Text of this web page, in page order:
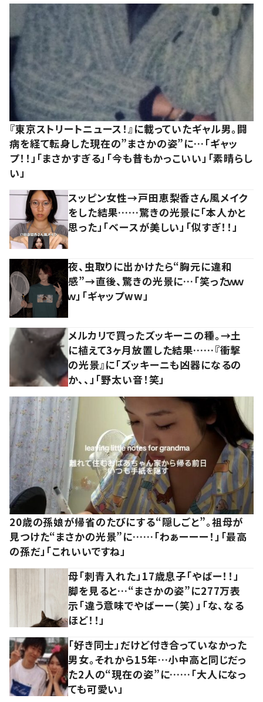
『東京ストリートニュース！』に載っていたギャル男。闘
病を経て転身した現在の”まさかの姿”に…「ギャッ
プ！！」「まさかすぎる」「今も昔もかっこいい」「素晴らし
い」
スッピン女性→戸田恵梨香さん風メイク
をした結果……驚きの光景に「本人かと
思った」「ベースが美しい」「似すぎ！！」
夜、虫取りに出かけたら“胸元に違和
感”→直後、驚きの光景に…「笑ったｗｗ
ｗ」「ギャップww」
メルカリで買ったズッキーニの種。→土
に植えて3ヶ月放置した結果……『衝撃
の光景』に「ズッキーニも凶器になるの
か、、」「野太い音！笑」
20歳の孫娘が帰省のたびにする“隠しごと”。祖母が
見つけた“まさかの光景”に……「わぁーーー！」「最高
の孫だ」「これいいですね」
母「刺青入れた」17歳息子「やばー！！」
脚を見ると…“まさかの姿”に277万表
示「違う意味でやばーー（笑）」「な、なる
ほど！！」
「好き同士」だけど付き合っていなかった
男女。それから15年…小中高と同じだっ
た2人の“現在の姿”に……「大人になっ
ても可愛い」